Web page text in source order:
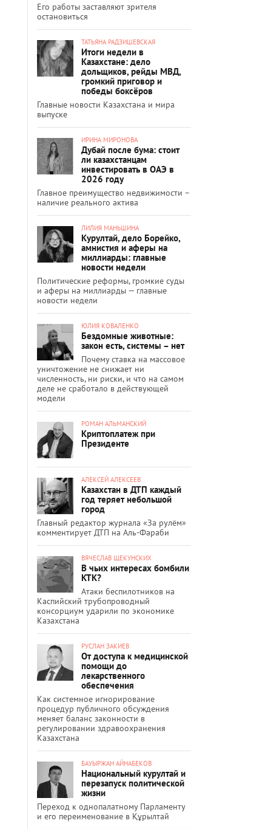
Его работы заставляют зрителя
остановиться
ТАТЬЯНА РАДЗИШЕВСКАЯ
Итоги недели в
Казахстане: дело
дольщиков, рейды МВД,
громкий приговор и
победы боксёров
Главные новости Казахстана и мира
выпуске
ИРИНА МИРОНОВА
Дубай после бума: стоит
ли казахстанцам
инвестировать в ОАЭ в
2026 году
Главное преимущество недвижимости –
наличие реального актива
ЛИЛИЯ МАНЬШИНА
Курултай, дело Борейко,
амнистия и аферы на
миллиарды: главные
новости недели
Политические реформы, громкие суды
и аферы на миллиарды — главные
новости недели
ЮЛИЯ КОВАЛЕНКО
Бездомные животные:
закон есть, системы – нет
Почему ставка на массовое
уничтожение не снижает ни
численность, ни риски, и что на самом
деле не сработало в действующей
модели
РОМАН АЛЬМАНСКИЙ
Криптоплатеж при
Президенте
АЛЕКСЕЙ АЛЕКСЕЕВ
Казахстан в ДТП каждый
год теряет небольшой
город
Главный редактор журнала «За рулём»
комментирует ДТП на Аль-Фараби
ВЯЧЕСЛАВ ЩЕКУНСКИХ
В чьих интересах бомбили
КТК?
Атаки беспилотников на
Каспийский трубопроводный
консорциум ударили по экономике
Казахстана
РУСЛАН ЗАКИЕВ
От доступа к медицинской
помощи до
лекарственного
обеспечения
Как системное игнорирование
процедур публичного обсуждения
меняет баланс законности в
регулировании здравоохранения
Казахстана
БАУЫРЖАН АЙНАБЕКОВ
Национальный курултай и
перезапуск политической
жизни
Переход к однопалатному Парламенту
и его переименование в Құрылтай